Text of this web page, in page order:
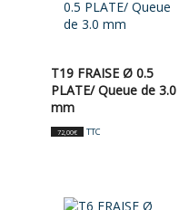
T19 FRAISE Ø 0.5
PLATE/ Queue de 3.0
mm
72,00€ TTC